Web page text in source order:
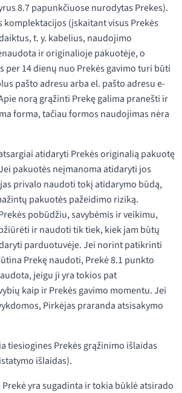
8.7 papunkčiuose nurodytas Prekes).
(įskaitant visus Prekės
t. y. kabelius, naudojimo
ir originalioje pakuotėje, o
per 14 dienų nuo Prekės gavimo turi būti
pašto adresu arba el. pašto adresu e-
norą grąžinti Prekę galima pranešti ir
forma, tačiau formos naudojimas nėra
atidaryti Prekės originalią pakuotę
pakuotės neįmanoma atidaryti jos
privalo naudoti tokį atidarymo būdą,
pakuotės pažeidimo riziką.
pobūdžiu, savybėmis ir veikimu,
ir naudoti tik tiek, kiek jam būtų
parduotuvėje. Jei norint patikrinti
Prekę naudoti, Prekė 8.1 punkto
jeigu ji yra tokios pat
kaip ir Prekės gavimo momentu. Jei
Pirkėjas praranda atsisakymo
tiesiogines Prekės grąžinimo išlaidas
išlaidas).
yra sugadinta ir tokia būklė atsirado